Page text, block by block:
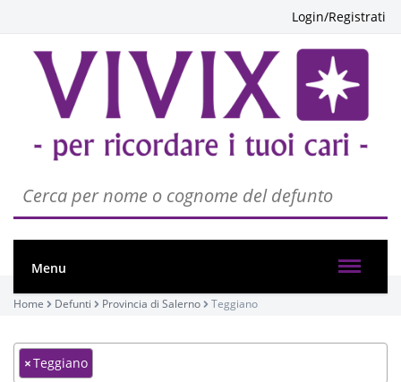
Login/Registrati
Menu
Home Defunti Provincia di Salerno Teggiano
×Teggiano